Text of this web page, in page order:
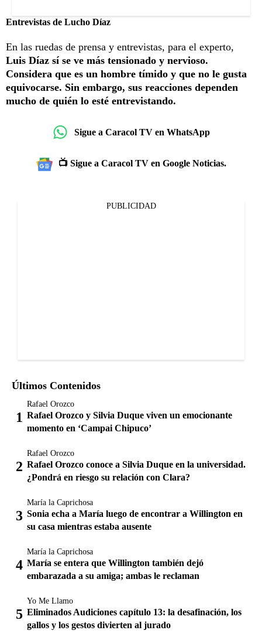
Entrevistas de Lucho Díaz
En las ruedas de prensa y entrevistas, para el experto,
Luis Díaz sí se ve más tensionado y nervioso.
Considera que es un hombre tímido y que no le gusta
equivocarse. Sin embargo, sus reacciones dependen
mucho de quién lo esté entrevistando.
Sigue a Caracol TV en WhatsApp
📺 Sigue a Caracol TV en Google Noticias.
PUBLICIDAD
Últimos Contenidos
Rafael Orozco
Rafael Orozco y Silvia Duque viven un emocionante
momento en ‘Campai Chipuco’
Rafael Orozco
Rafael Orozco conoce a Silvia Duque en la universidad.
¿Pondrá en riesgo su relación con Clara?
María la Caprichosa
Sonia echa a María luego de encontrar a Willington en
su casa mientras estaba ausente
María la Caprichosa
María se entera que Willington también dejó
embarazada a su amiga; ambas le reclaman
Yo Me Llamo
Eliminados Audiciones capítulo 13: la desafinación, los
gallos y los gestos divierten al jurado